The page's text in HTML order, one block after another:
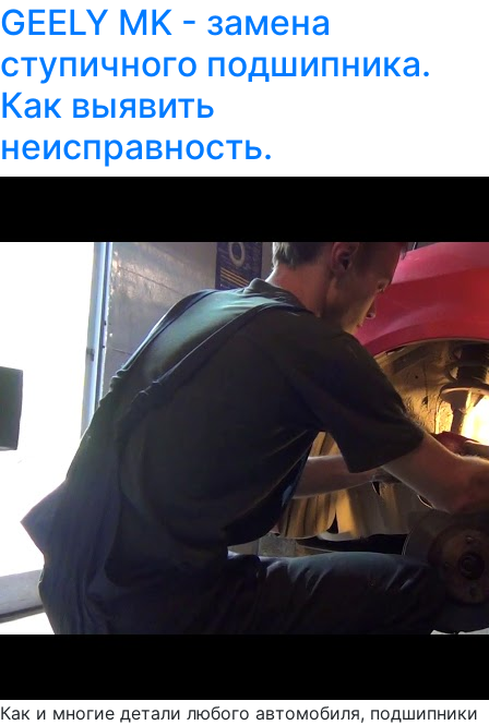
GEELY MK - замена
ступичного подшипника.
Как выявить
неисправность.
Как и многие детали любого автомобиля, подшипники